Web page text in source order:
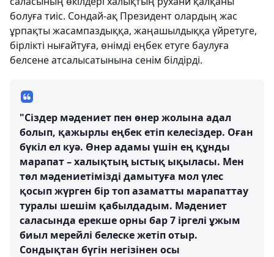
болуға тиіс. Сондай-ақ Президент олардың жас
ұрпақты жасампаздыққа, жаңашылдыққа үйретуге,
бірлікті нығайтуға, өнімді еңбек етуге баулуға
белсене атсалысатынына сенім білдірді.
"Сіздер мәдениет пен өнер жолына адал
болып, қажырлы еңбек етіп келесіздер. Оған
бүкіл ел куә. Өнер адамы үшін ең құнды
марапат – халықтың ыстық ықыласы. Мен
төл мәдениетімізді дамытуға мол үлес
қосып жүрген бір топ азаматты марапаттау
туралы шешім қабылдадым. Мәдениет
саласында ерекше орны бар 7 іргелі ұжым
биыл мерейлі белеске жетіп отыр.
Сондықтан бүгін негізінен осы